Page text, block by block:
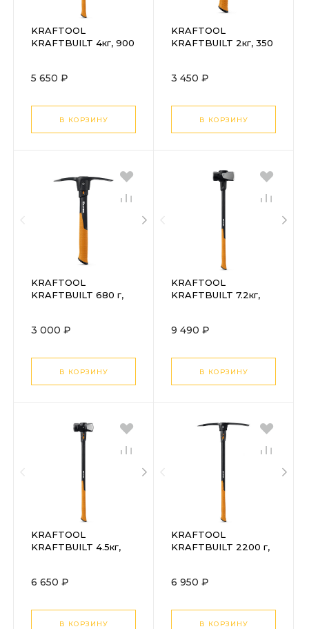
KRAFTOOL
KRAFTBUILT 4кг, 900
5 650 ₽
В КОРЗИНУ
KRAFTOOL
KRAFTBUILT 2кг, 350
3 450 ₽
В КОРЗИНУ
KRAFTOOL
KRAFTBUILT 680 г,
3 000 ₽
В КОРЗИНУ
KRAFTOOL
KRAFTBUILT 7.2кг,
9 490 ₽
В КОРЗИНУ
KRAFTOOL
KRAFTBUILT 4.5кг,
6 650 ₽
В КОРЗИНУ
KRAFTOOL
KRAFTBUILT 2200 г,
6 950 ₽
В КОРЗИНУ